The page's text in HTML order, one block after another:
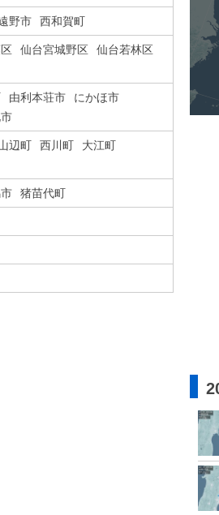
野市 西和賀町
仙台宮城野区
仙台若林区
由利本荘市
にかほ市
辺町 西川町
大江町
猪苗代町